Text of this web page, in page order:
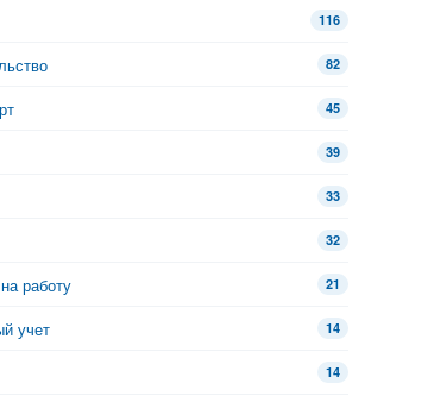
116
82
45
39
33
32
работу 21
учет 14
14